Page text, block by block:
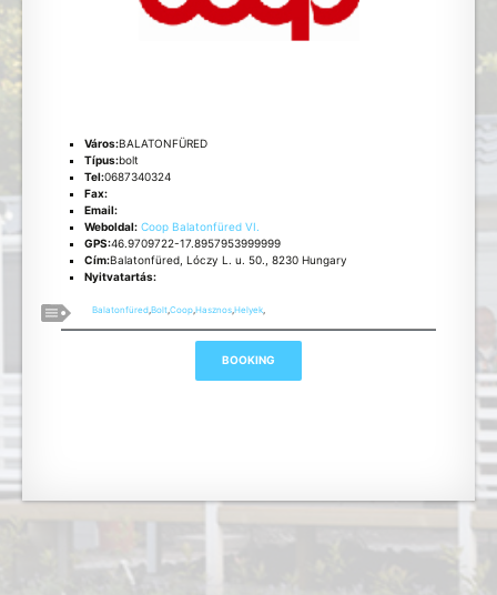
Város:BALATONFÜRED
Típus:bolt
Tel:0687340324
Fax:
Email:
Weboldal: Coop Balatonfüred VI.
GPS:46.9709722-17.8957953999999
Cím:Balatonfüred, Lóczy L. u. 50., 8230 Hungary
Nyitvatartás:
Balatonfüred ,Bolt ,Coop ,Hasznos ,Helyek